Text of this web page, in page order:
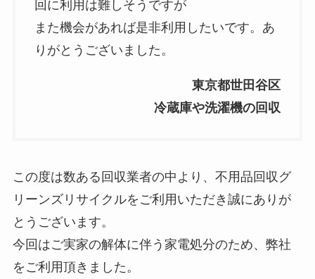
回に利用は難しそうですが
また機会があれば是非利用したいです。あ
りがとうございました。
東京都世田谷区
冷蔵庫や洗濯機の回収
この度は数ある回収業者の中より、不用品回収グ
リーンズリサイクルをご利用いただき誠にありが
とうございます。
今回はご実家の解体に伴う家電処分のため、弊社
をご利用頂きました。